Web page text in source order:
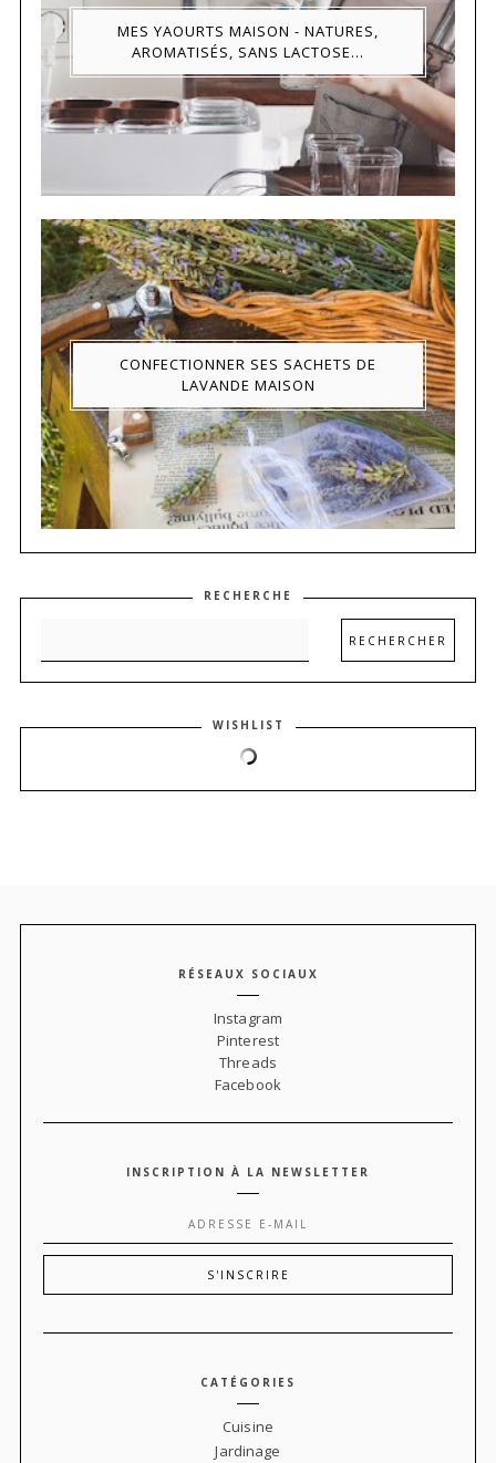
MES YAOURTS MAISON - NATURES,
AROMATISÉS, SANS LACTOSE...
CONFECTIONNER SES SACHETS DE
LAVANDE MAISON
RECHERCHE
WISHLIST
RÉSEAUX SOCIAUX
Instagram
Pinterest
Threads
Facebook
INSCRIPTION À LA NEWSLETTER
CATÉGORIES
Cuisine
Jardinage